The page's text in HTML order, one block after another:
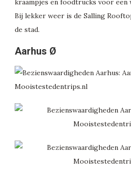
kraampjes en foodtrucks voor een
Bij lekker weer is de Salling
de stad.
Aarhus Ø